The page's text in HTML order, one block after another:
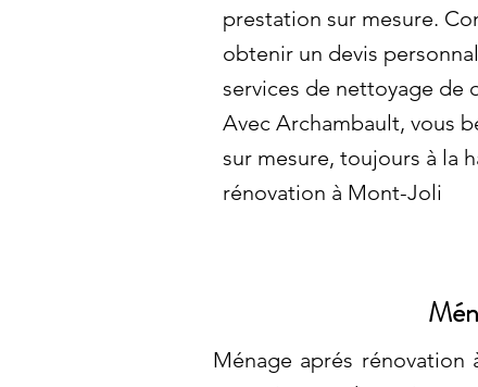
prestation sur mesure.
obtenir un devis
services de nettoyage de
Avec Archambault, vous
sur mesure, toujours à la
rénovation à Mont-Joli
Ménage aprés